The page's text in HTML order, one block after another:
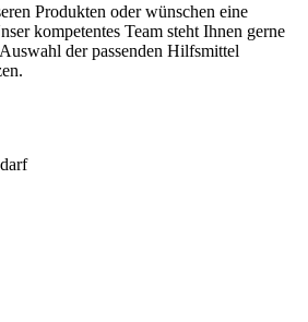
Produkten oder wünschen eine
kompetentes Team steht Ihnen gerne
der passenden Hilfsmittel